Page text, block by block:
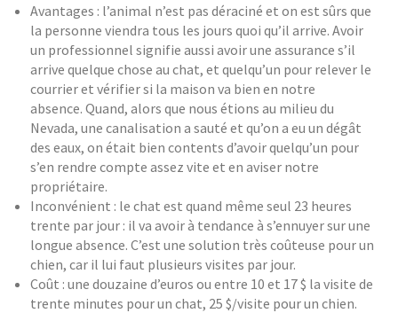
Avantages : l’animal n’est pas déraciné et on est sûrs que
la personne viendra tous les jours quoi qu’il arrive. Avoir
un professionnel signifie aussi avoir une assurance s’il
arrive quelque chose au chat, et quelqu’un pour relever le
courrier et vérifier si la maison va bien en notre
absence. Quand, alors que nous étions au milieu du
Nevada, une canalisation a sauté et qu’on a eu un dégât
des eaux, on était bien contents d’avoir quelqu’un pour
s’en rendre compte assez vite et en aviser notre
propriétaire.
Inconvénient : le chat est quand même seul 23 heures
trente par jour : il va avoir à tendance à s’ennuyer sur une
longue absence. C’est une solution très coûteuse pour un
chien, car il lui faut plusieurs visites par jour.
Coût : une douzaine d’euros ou entre 10 et 17 $ la visite de
trente minutes pour un chat, 25 $/visite pour un chien.